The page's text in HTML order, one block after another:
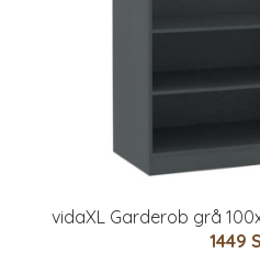
vidaXL Garderob grå
1449